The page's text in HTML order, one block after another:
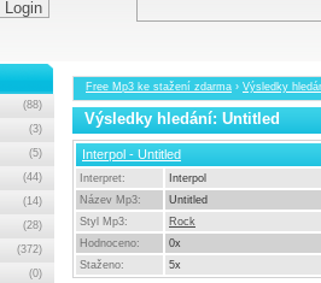
Free Mp3 ke stažení zdarma › Výsledky
Výsledky hledání: Untitled
Interpol - Untitled
Interpret:
Interpol
Název Mp3:
Untitled
Styl Mp3:
Rock
Hodnoceno:
0x
Staženo:
5x
(88)
(3)
(5)
(44)
(14)
(28)
(372)
(0)